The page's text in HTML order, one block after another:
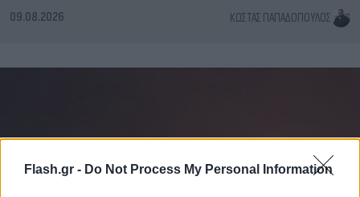
Flash.gr - Do Not Process My Personal Information
09.08.2026 ΚΏΣΤΑΣ ΠΑΠΑΔΌΠΟΥΛΟΣ